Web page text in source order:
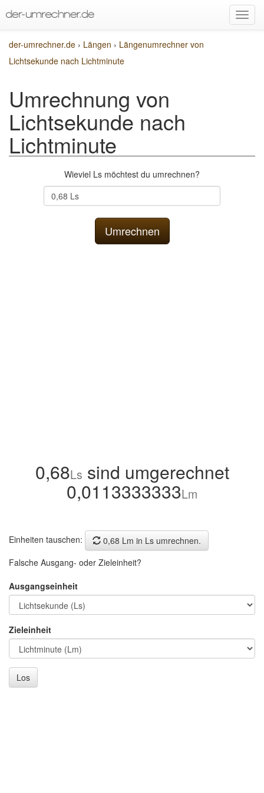
der-umrechner.de › Längen › Längenumrechner von
Lichtsekunde nach Lichtminute
Umrechnung von
Lichtsekunde nach
Lichtminute
Wieviel Ls möchtest du umrechnen?
0,68Ls sind umgerechnet
0,0113333333Lm
Einheiten tauschen:
0,68 Lm in Ls umrechnen.
Falsche Ausgang- oder Zieleinheit?
Ausgangseinheit
Zieleinheit
Los